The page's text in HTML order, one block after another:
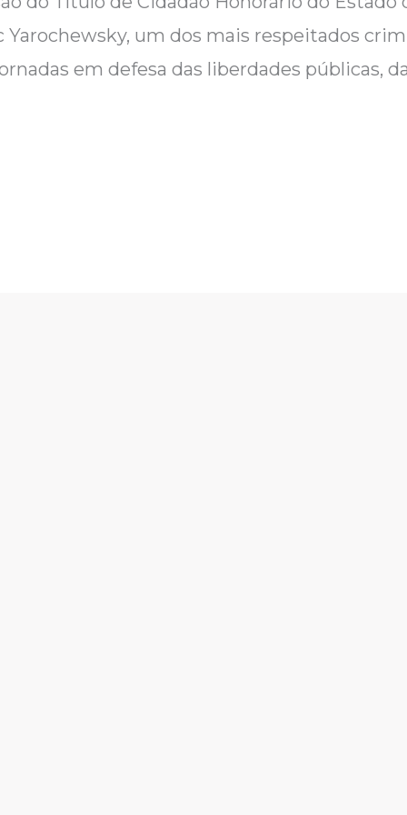
Yarochewsky, um dos mais respeitados
em defesa das liberdades públicas,